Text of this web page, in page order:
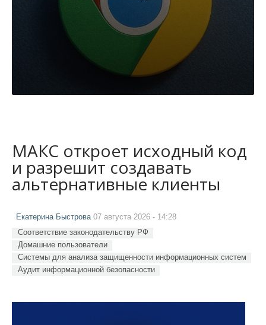
МАКС откроет исходный код
и разрешит создавать
альтернативные клиенты
Екатерина Быстрова 07 августа 2026 - 14:28
Соответствие законодательству РФ
Домашние пользователи
Системы для анализа защищенности информационных систем
Аудит информационной безопасности